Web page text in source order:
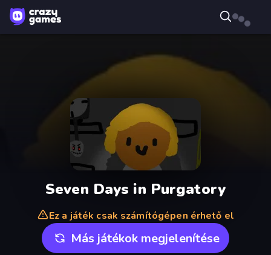
Seven Days in Purgatory
Ez a játék csak számítógépen érhető el
Más játékok megjelenítése